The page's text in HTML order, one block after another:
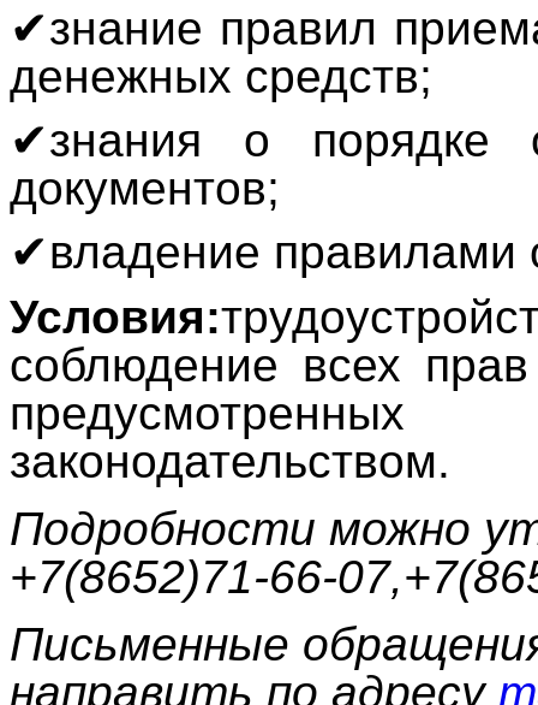
✔знание правил
денежных средств;
✔знания о порядке
документов;
✔владение
Условия:
соблюдение всех
законодательством.
Подробности можно
+7(8652)71-66-
Письменные
направить по адресу